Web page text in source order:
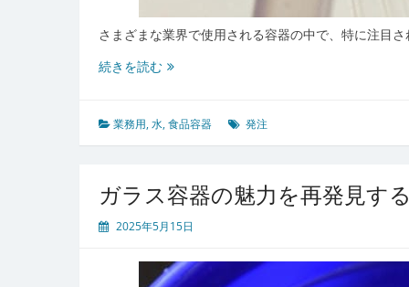
さまざまな業界で使用される容器の中で、特に注目
続きを読む業
ガ
ラ
器
の
魅
力
と
業務用,水,食品容器 発注
ガラス容器の魅力を再発見す
2025年5月15日